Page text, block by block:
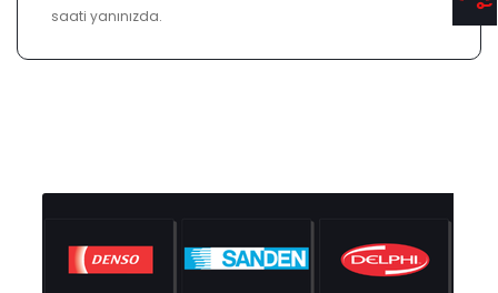
saati yanınızda.